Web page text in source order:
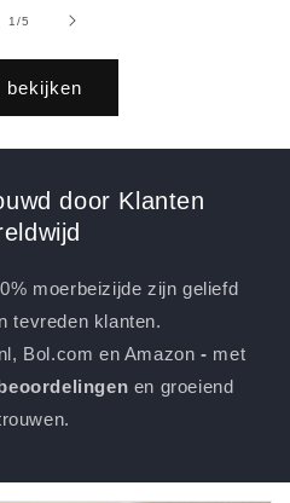
1/van
5
bekijken
door Klanten
moerbeizijde zijn geliefd
tevreden klanten.
Bol.com en Amazon - met
en groeiend